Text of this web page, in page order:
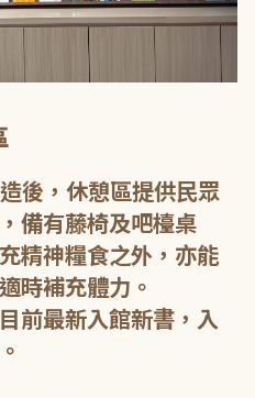
區
後，休憩區提供民眾
備有藤椅及吧檯桌
精神糧食之外，亦能
時補充體力。
前最新入館新書，入